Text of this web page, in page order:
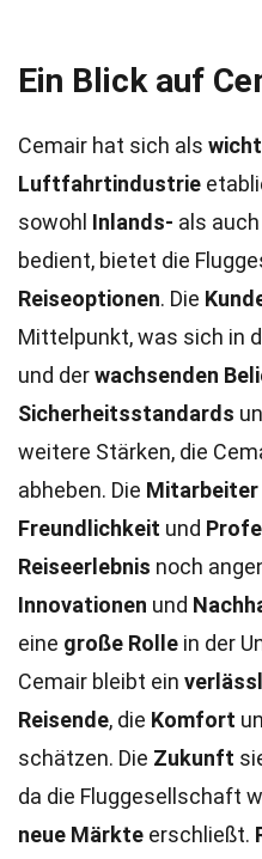
Ein Blick auf
Cemair hat sich als
Luftfahrtindustrie
sowohl Inlands- als auch
bedient, bietet die
Reiseoptionen. Die
Mittelpunkt, was sich in
und derwachsenden
Sicherheitsstandards
weitere Stärken, die
abheben. Die Mitarbeiter
Freundlichkeit und
Reiseerlebnis noch
Innovationen und
eine große Rolle in der
Cemair bleibt ein
Reisende, die Komfort
schätzen. Die Zukunft
da die Fluggesellschaft
neue Märkte erschließt.